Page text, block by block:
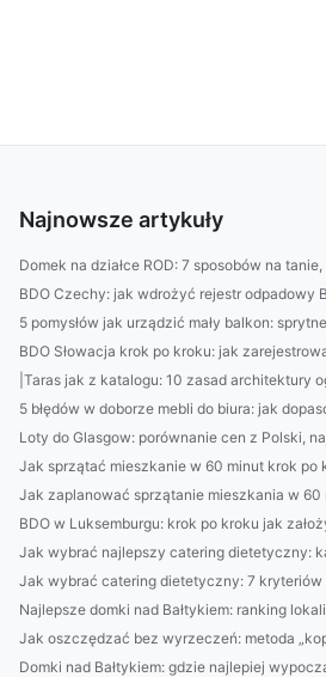
Najnowsze artykuły
Domek na działce ROD: 7 sposobów na
BDO Czechy: jak wdrożyć rejestr odpadowy
5 pomysłów jak urządzić mały balkon:
BDO Słowacja krok po kroku: jak
|Taras jak z katalogu: 10 zasad architektury
5 błędów w doborze mebli do biura: jak
Loty do Glasgow: porównanie cen z Polski,
Jak sprzątać mieszkanie w 60 minut krok po
Jak zaplanować sprzątanie mieszkania w 60
BDO w Luksemburgu: krok po kroku jak
Jak wybrać najlepszy catering dietetyczny:
Jak wybrać catering dietetyczny: 7 kryteriów
Najlepsze domki nad Bałtykiem: ranking
Jak oszczędzać bez wyrzeczeń: metoda
Domki nad Bałtykiem: gdzie najlepiej